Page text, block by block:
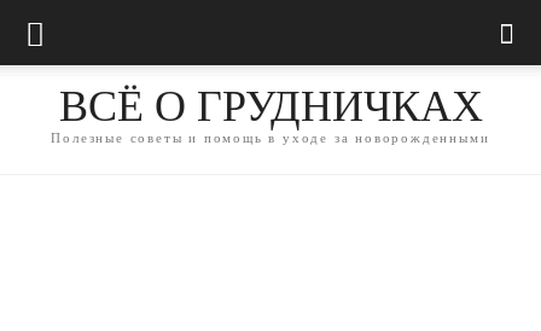
ВСЁ О ГРУДНИЧКАХ
Полезные советы и помощь в уходе за новорожденными